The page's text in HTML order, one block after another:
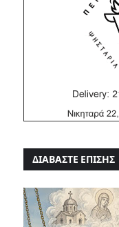
ΔΙΑΒΑΣΤΕ ΕΠΙΣΗΣ